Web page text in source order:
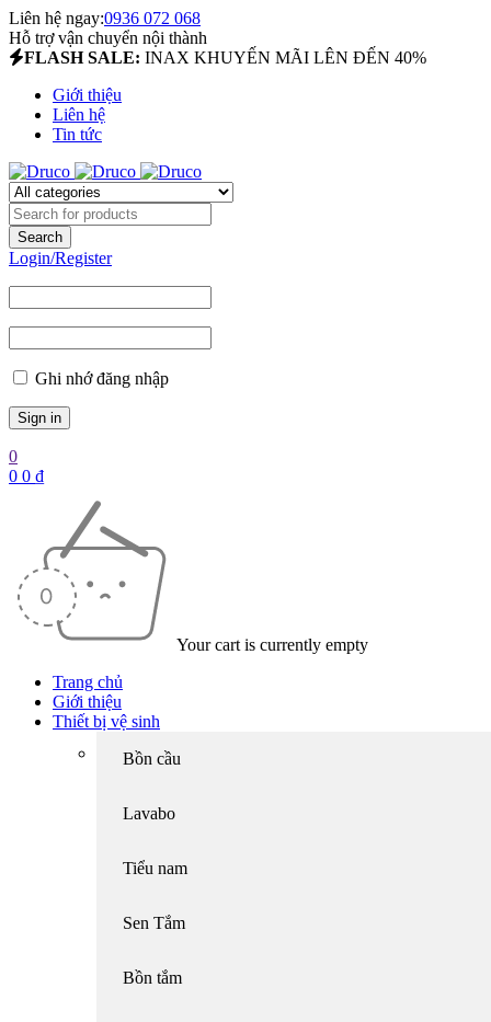
Liên hệ ngay:0936 072 068
Hỗ trợ vận chuyển nội thành
FLASH SALE: INAX KHUYẾN MÃI LÊN ĐẾN 40%
Giới thiệu
Liên hệ
Tin tức
Login/Register
Ghi nhớ đăng nhập
0
0 0 ₫
Your cart is currently empty
Trang chủ
Giới thiệu
Thiết bị vệ sinh
Bồn cầu
Lavabo
Tiểu nam
Sen Tắm
Bồn tắm